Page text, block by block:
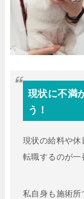
現状に不満
う！
現状の給料や休
転職するのが一
私自身も施術所